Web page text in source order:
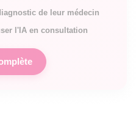
de leur médecin
l'IA en consultation